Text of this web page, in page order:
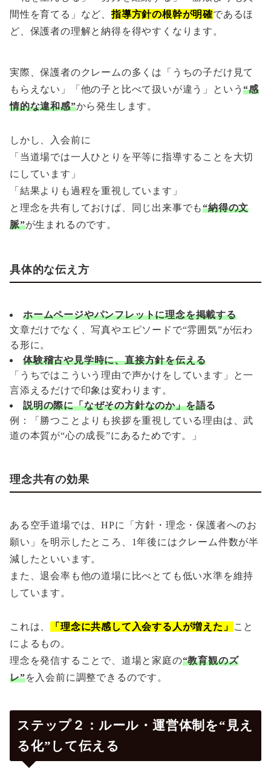
間性を育てる」など、指導方針の根幹が明確であるほ
ど、保護者の理解と納得を得やすくなります。
実際、保護者のクレームの多くは「うちの子だけ見て
もらえない」「他の子と比べて扱いが違う」という“感
情的な違和感”から発生します。
しかし、入会前に
「当道場では一人ひとりを平等に指導することを大切
にしています」
「結果よりも過程を重視しています」
と理念を共有しておけば、同じ出来事でも“納得の文
脈”が生まれるのです。
具体的な伝え方
ホームページやパンフレットに理念を掲載する
文章だけでなく、写真やエピソードで“雰囲気”が伝わ
る形に。
体験稽古や見学時に、直接方針を伝える
「うちではこういう理由で声かけをしています」と一
言添えるだけで印象は変わります。
説明の際に「なぜその方針なのか」を語る
例：「勝つことよりも挨拶を重視している理由は、武
道の本質が“心の成長”にあるためです。」
理念共有の効果
ある空手道場では、HPに「方針・理念・保護者へのお
願い」を明示したところ、1年後にはクレーム件数が半
減したといいます。
また、退会率も他の道場に比べとても低い水準を維持
しています。
これは、 「理念に共感して入会する人が増えた」
こと
によるもの。
理念を発信することで、道場と家庭の“教育観のズ
レ”を入会前に調整できるのです。
ステップ２：ルール・運営体制を“見え
る化”して伝える